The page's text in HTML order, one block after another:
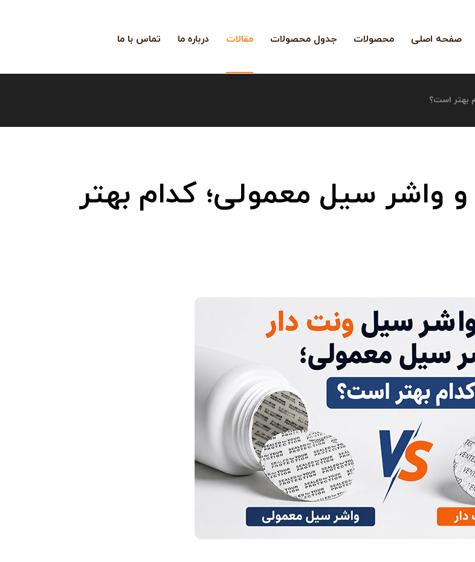
صفحه اصلی محصولات جدول محصولات مقالات درباره ما تماس با ما
بهتر است؟
واشر سیل معمولی؛ کدام بهتر